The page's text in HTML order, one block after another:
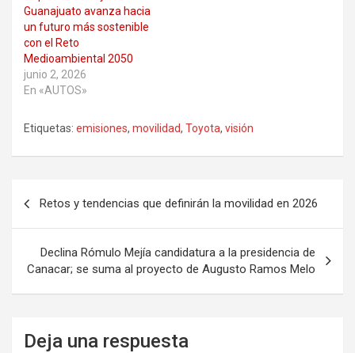
Guanajuato avanza hacia
un futuro más sostenible
con el Reto
Medioambiental 2050
junio 2, 2026
En «AUTOS»
Etiquetas: emisiones, movilidad, Toyota, visión
entradas
Retos y tendencias que definirán la movilidad en 2026
Declina Rómulo Mejía candidatura a la presidencia de
Canacar; se suma al proyecto de Augusto Ramos Melo
Deja una respuesta